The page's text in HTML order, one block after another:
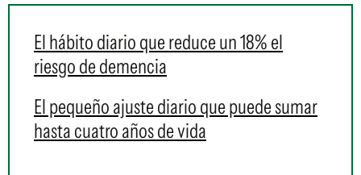
El hábito diario que reduce un 18% el
riesgo de demencia
El pequeño ajuste diario que puede sumar
hasta cuatro años de vida